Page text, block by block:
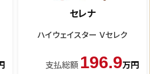
セレナ
ハイウェイスター
支払総額189.9万円